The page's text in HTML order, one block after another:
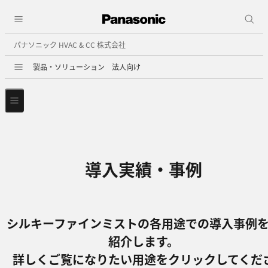
パナソニック HVAC & CC 株式会社
製品・ソリューション 法人向け
導入実績・事例
シルキーファインミストの各用途での導入事例
紹介します。
詳しくご覧になりたい用途をクリックしてくだ